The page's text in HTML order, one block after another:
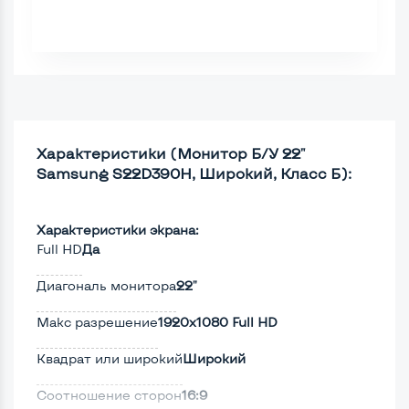
Характеристики (Монитор Б/У 22"
Samsung S22D390H, Широкий, Класс Б):
Характеристики экрана:
Full HDДа
Диагональ монитора22"
Макс разрешение1920x1080 Full HD
Квадрат или широкийШирокий
Соотношение сторон16:9